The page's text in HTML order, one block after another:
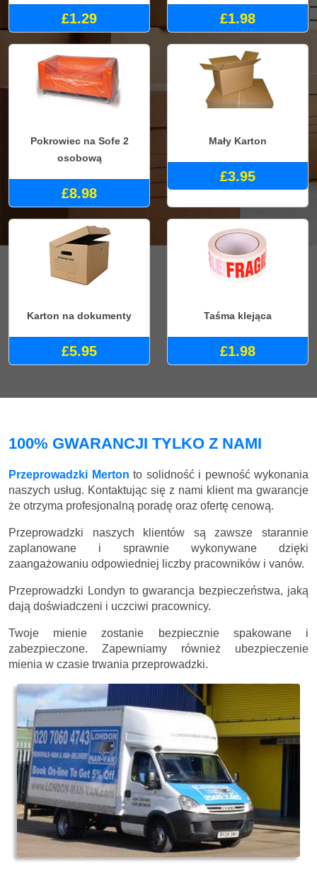
£1.29 £1.98
Pokrowiec na Sofe 2
osobową
£8.98
Mały Karton
£3.95
Karton na dokumenty
£5.95
Taśma klejąca
£1.98
100% GWARANCJI TYLKO Z NAMI
Przeprowadzki Merton to solidność i pewność wykonania
naszych usług. Kontaktując się z nami klient ma gwarancje
że otrzyma profesjonalną poradę oraz ofertę cenową.
Przeprowadzki naszych klientów są zawsze starannie
zaplanowane i sprawnie wykonywane dzięki
zaangażowaniu odpowiedniej liczby pracowników i vanów.
Przeprowadzki Londyn to gwarancja bezpieczeństwa, jaką
dają doświadczeni i uczciwi pracownicy.
Twoje mienie zostanie bezpiecznie spakowane i
zabezpieczone. Zapewniamy również ubezpieczenie
mienia w czasie trwania przeprowadzki.